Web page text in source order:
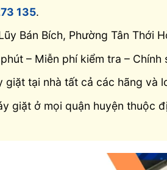
135.
Bán Bích, Phường Tân Thới
– Miễn phí kiểm tra – Chính
giặt tại nhà tất cả các hãng và
giặt ở mọi quận huyện thuộc